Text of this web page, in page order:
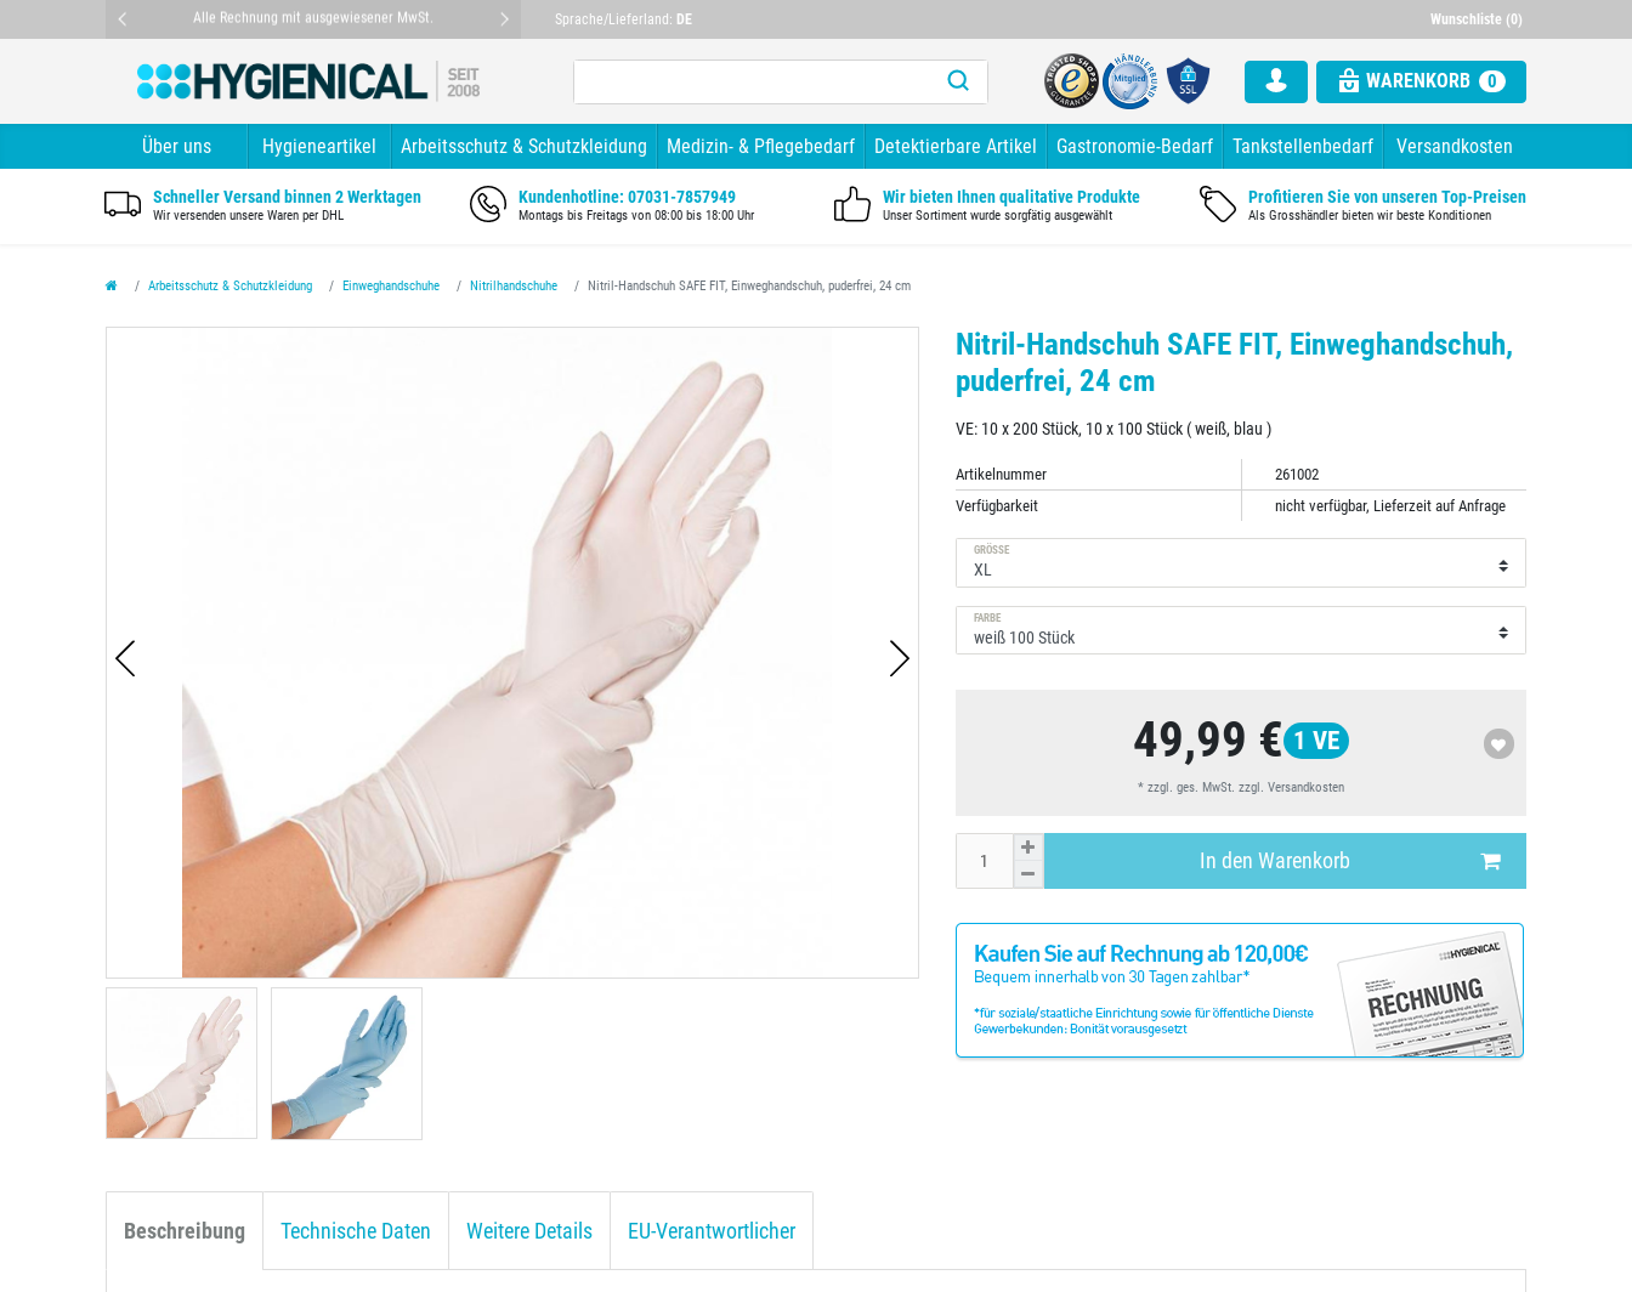
Sprache/Lieferland: DE Wunschliste (0)
Alle Rechnung mit ausgewiesener MwSt. Mehr als 10 Jahre Branchenerfahrung Alle Rechnung mit ausgewiesener
WARENKORB 0
Über uns Hygieneartikel Arbeitsschutz & Schutzkleidung Medizin- & Pflegebedarf Detektierbare Artikel Gastronomie-Bedarf Tankstellenbedarf Versandkosten
Schneller Versand binnen 2 Werktagen
Wir versenden unsere Waren per DHL
Kundenhotline: 07031-7857949
Montags bis Freitags von 08:00 bis 18:00 Uhr
Wir bieten Ihnen qualitative Produkte
Unser Sortiment wurde sorgfätig ausgewählt
Profitieren Sie von unseren Top-Preisen
Als Grosshändler bieten wir beste Konditionen
Arbeitsschutz & Schutzkleidung Einweghandschuhe Nitrilhandschuhe Nitril-Handschuh SAFE FIT, Einweghandschuh, puderfrei, 24 cm
Nitril-Handschuh SAFE FIT, Einweghandschuh,
puderfrei, 24 cm
VE: 10 x 200 Stück, 10 x 100 Stück ( weiß, blau )
Artikelnummer
261002
Verfügbarkeit
nicht verfügbar, Lieferzeit auf Anfrage
GRÖSSE
FARBE
49,99 € 1 VE
* zzgl. ges. MwSt. zzgl. Versandkosten
In den Warenkorb
Beschreibung Technische Daten Weitere Details EU-Verantwortlicher